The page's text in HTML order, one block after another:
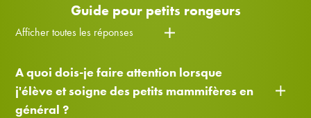
Guide pour petits rongeurs
Afficher toutes les réponses
A quoi dois-je faire attention lorsque
j'élève et soigne des petits mammifères en
général ?